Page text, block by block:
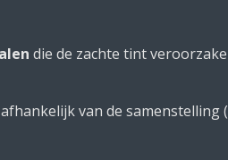
die de zachte tint
van de